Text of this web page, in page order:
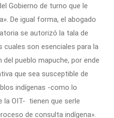
Gobierno de turno que le
De igual forma, el abogado
se autorizó la tala de
cuales son esenciales para la
pueblo mapuche, por ende
que sea susceptible de
indígenas -como lo
la OIT- tienen que serle
de consulta indígena».